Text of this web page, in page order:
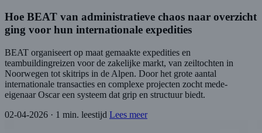
Hoe BEAT van administratieve chaos naar overzicht
ging voor hun internationale expedities
BEAT organiseert op maat gemaakte expedities en
teambuildingreizen voor de zakelijke markt, van zeiltochten in
Noorwegen tot skitrips in de Alpen. Door het grote aantal
internationale transacties en complexe projecten zocht mede-
eigenaar Oscar een systeem dat grip en structuur biedt.
02-04-2026 · 1 min. leestijd Lees meer